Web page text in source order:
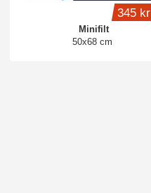
Minifilt
50x68 cm
345 kr